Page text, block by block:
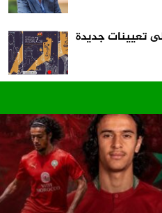
تعيينات جديدة